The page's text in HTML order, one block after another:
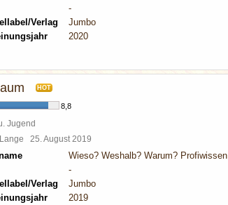
-
Verlag
Jumbo
2020
HOT
8,8
Jugend
25. August 2019
Wieso? Weshalb? Warum? Profiwissen
-
Verlag
Jumbo
2019